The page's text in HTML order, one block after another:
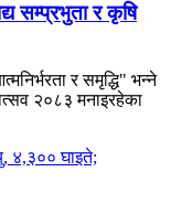
सम्प्रभुता र कृषि
र समृद्धि" भन्ने
२०८३ मनाइरहेका